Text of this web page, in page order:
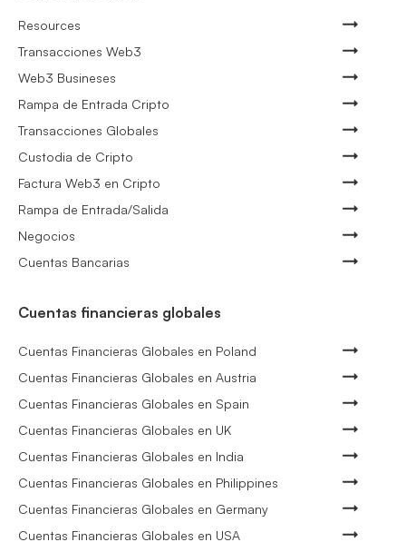
Resources
Transacciones Web3
Web3 Busineses
Rampa de Entrada Cripto
Transacciones Globales
Custodia de Cripto
Factura Web3 en Cripto
Rampa de Entrada/Salida
Negocios
Cuentas Bancarias
Cuentas financieras globales
Cuentas Financieras Globales en Poland
Cuentas Financieras Globales en Austria
Cuentas Financieras Globales en Spain
Cuentas Financieras Globales en UK
Cuentas Financieras Globales en India
Cuentas Financieras Globales en Philippines
Cuentas Financieras Globales en Germany
Cuentas Financieras Globales en USA